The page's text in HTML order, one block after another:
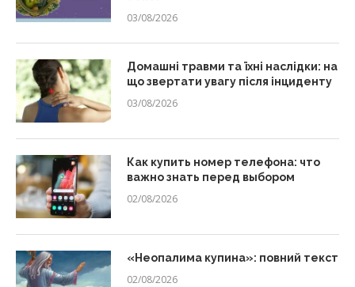
03/08/2026
Домашні травми та їхні наслідки: на
що звертати увагу після інциденту
03/08/2026
Как купить номер телефона: что
важно знать перед выбором
02/08/2026
«Неопалима купина»: повний текст
02/08/2026